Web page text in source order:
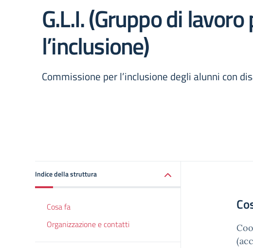
G.L.I. (Gruppo di lavoro
l’inclusione)
Commissione per l’inclusione degli alunni con
Indice della struttura
Cosa fa
Organizzazione e contatti